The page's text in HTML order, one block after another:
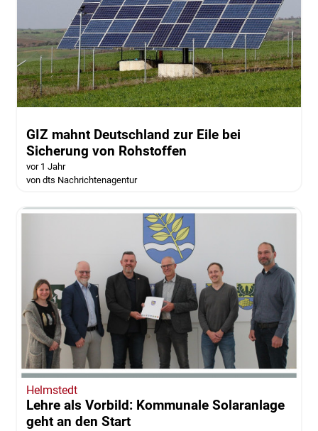
GIZ mahnt Deutschland zur Eile bei
Sicherung von Rohstoffen
vor 1 Jahr
von dts Nachrichtenagentur
Helmstedt
Lehre als Vorbild: Kommunale Solaranlage
geht an den Start